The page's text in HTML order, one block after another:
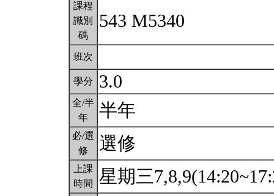
課程
識別
碼
543 M5340
班次
學分 3.0
全/半
年
半年
必/選
修
選修
上課
時間
星期三